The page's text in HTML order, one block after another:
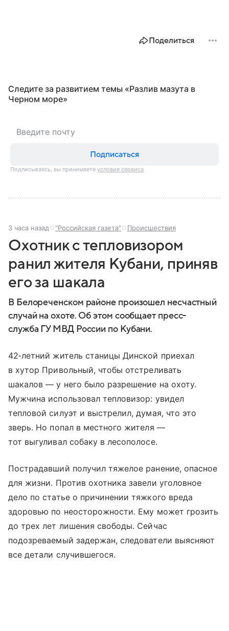
Поделиться
Следите за развитием темы «Разлив мазута в
Черном море»
Подписаться
Подписываясь, вы принимаете условия сервиса
3 часа назад "Российская газета" Происшествия
Охотник с тепловизором
ранил жителя Кубани, приняв
его за шакала
В Белореченском районе произошел несчастный
случай на охоте. Об этом сообщает пресс-
служба ГУ МВД России по Кубани.
42‑летний житель станицы Динской приехал
в хутор Привольный, чтобы отстреливать
шакалов — у него было разрешение на охоту.
Мужчина использовал тепловизор: увидел
тепловой силуэт и выстрелил, думая, что это
зверь. Но попал в местного жителя —
тот выгуливал собаку в лесополосе.
Пострадавший получил тяжелое ранение, опасное
для жизни. Против охотника завели уголовное
дело по статье о причинении тяжкого вреда
здоровью по неосторожности. Ему может грозить
до трех лет лишения свободы. Сейчас
подозреваемый задержан, следователи выясняют
все детали случившегося.